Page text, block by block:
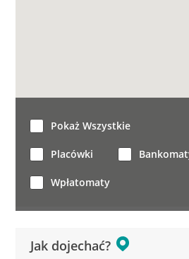
Jak dojechać?
Pokaż Wszystkie
Placówki
Wpłatomaty